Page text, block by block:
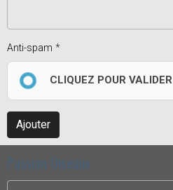
Anti-spam
CLIQUEZ POUR VALIDER
Ajouter
Passion Oiseaux